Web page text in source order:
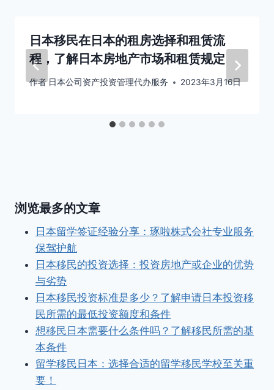
日本移民在日本的租房选择和租赁流
程，了解日本房地产市场和租赁规定
作者 日本公司资产投资管理代办服务 2023年3月16日
浏览最多的文章
日本留学签证经验分享：琢啦株式会社专业服务
保驾护航
日本移民的投资选择：投资房地产或企业的优势
与劣势
日本移民投资标准是多少？了解申请日本投资移
民所需的最低投资额度和条件
想移民日本需要什么条件吗？了解移民所需的基
本条件
留学移民日本：选择合适的留学移民学校至关重
要！